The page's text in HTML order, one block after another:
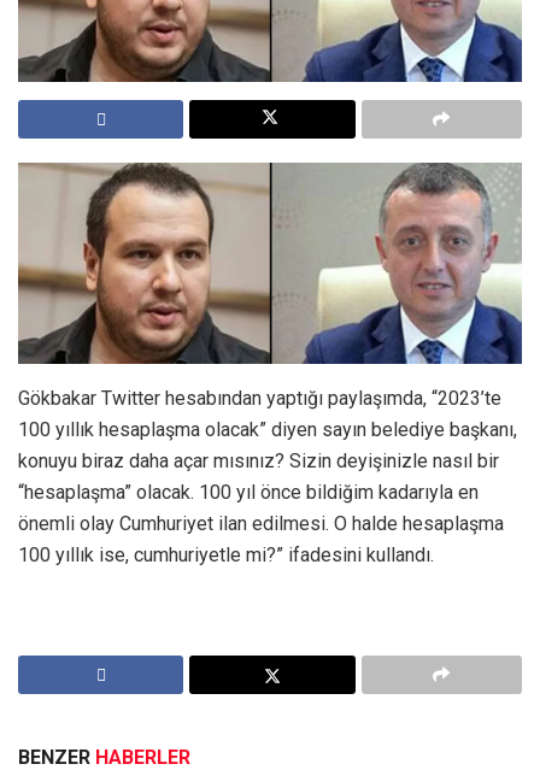
Gökbakar Twitter hesabından yaptığı paylaşımda, “2023’te
100 yıllık hesaplaşma olacak” diyen sayın belediye başkanı,
konuyu biraz daha açar mısınız? Sizin deyişinizle nasıl bir
“hesaplaşma” olacak. 100 yıl önce bildiğim kadarıyla en
önemli olay Cumhuriyet ilan edilmesi. O halde hesaplaşma
100 yıllık ise, cumhuriyetle mi?” ifadesini kullandı.
BENZER HABERLER